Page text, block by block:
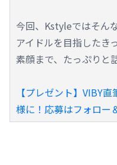
今回、Kstyleではそん
アイドルを目指したき
素顔まで、たっぷりと
【プレゼント】VIBY
様に！応募はフォロー